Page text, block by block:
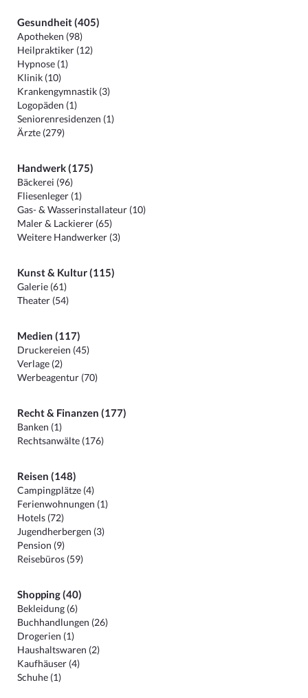
Gesundheit (405)
Apotheken (98)
Heilpraktiker (12)
Hypnose (1)
Klinik (10)
Krankengymnastik (3)
Logopäden (1)
Seniorenresidenzen (1)
Ärzte (279)
Handwerk (175)
Bäckerei (96)
Fliesenleger (1)
Gas- & Wasserinstallateur (10)
Maler & Lackierer (65)
Weitere Handwerker (3)
Kunst & Kultur (115)
Galerie (61)
Theater (54)
Medien (117)
Druckereien (45)
Verlage (2)
Werbeagentur (70)
Recht & Finanzen (177)
Banken (1)
Rechtsanwälte (176)
Reisen (148)
Campingplätze (4)
Ferienwohnungen (1)
Hotels (72)
Jugendherbergen (3)
Pension (9)
Reisebüros (59)
Shopping (40)
Bekleidung (6)
Buchhandlungen (26)
Drogerien (1)
Haushaltswaren (2)
Kaufhäuser (4)
Schuhe (1)